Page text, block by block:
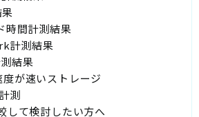
時間計測結果
計測結果
結果
が速いストレージ
測
して検討したい方へ